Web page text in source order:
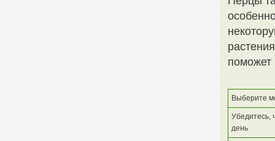
поможет
Выберите
Убедитесь,
день